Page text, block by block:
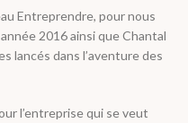
Entreprendre, pour nous
2016 ainsi que Chantal
lancés dans l’aventure des
l’entreprise qui se veut